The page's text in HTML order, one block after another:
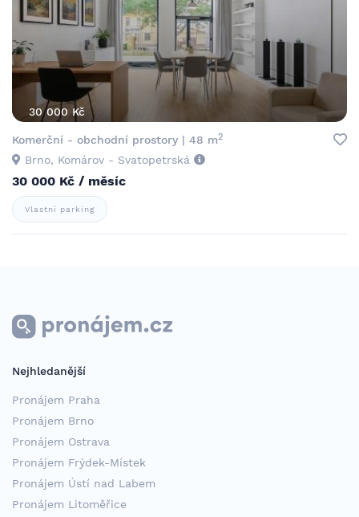
30 000 Kč
Komerční - obchodní prostory | 48 m2
Brno, Komárov - Svatopetrská
30 000 Kč / měsíc
Vlastní parking
Nejhledanější
Pronájem Praha
Pronájem Brno
Pronájem Ostrava
Pronájem Frýdek-Místek
Pronájem Ústí nad Labem
Pronájem Litoměřice